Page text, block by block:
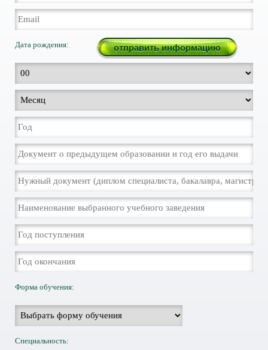
Дата рождения:
Форма обучения:
Специальность: